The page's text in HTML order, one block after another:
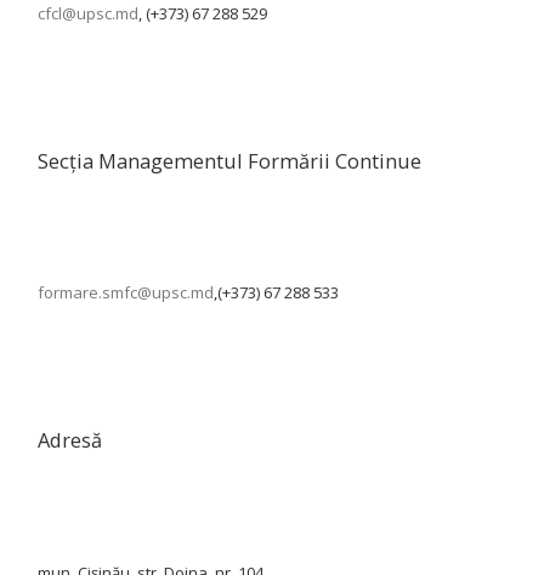
cfcl@upsc.md, (+373) 67 288 529
Secția Managementul Formării Continue
formare.smfc@upsc.md,(+373) 67 288 533
Adresă